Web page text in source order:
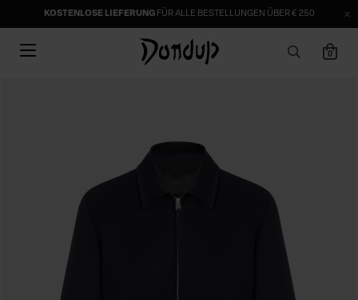
KOSTENLOSE LIEFERUNGFÜR ALLE BESTELLUNGEN ÜBER € 250
0